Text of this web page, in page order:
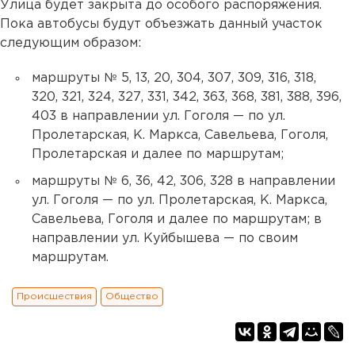
Улица будет закрыта до особого распоряжения.
Пока автобусы будут объезжать данный участок
следующим образом:
маршруты № 5, 13, 20, 304, 307, 309, 316, 318,
320, 321, 324, 327, 331, 342, 363, 368, 381, 388, 396,
403 в направлении ул. Гоголя — по ул.
Пролетарская, К. Маркса, Савельева, Гоголя,
Пролетарская и далее по маршрутам;
маршруты № 6, 36, 42, 306, 328 в направлении
ул. Гоголя — по ул. Пролетарская, К. Маркса,
Савельева, Гоголя и далее по маршрутам; в
направлении ул. Куйбышева — по своим
маршрутам.
Происшествия Общество